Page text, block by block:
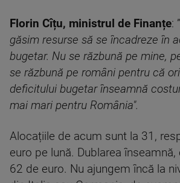
Florin Cîțu, ministrul de Finanțe: ”
găsim resurse să se încadreze în
bugetar. Nu se răzbună pe mine,
se răzbună pe români pentru că
deficitului bugetar înseamnă
mai mari pentru România".
Alocațiile de acum sunt la 31,
euro pe lună. Dublarea
62 de euro. Nu ajungem încă la